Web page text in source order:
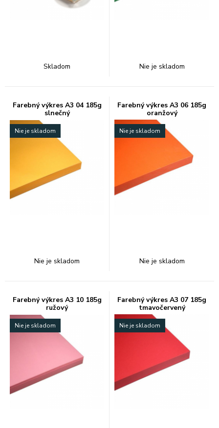
Skladom Nie je skladom
Farebný výkres A3 04 185g
slnečný
Nie je skladom
Nie je skladom
Farebný výkres A3 06 185g
oranžový
Nie je skladom
Nie je skladom
Farebný výkres A3 10 185g
ružový
Nie je skladom
Farebný výkres A3 07 185g
tmavočervený
Nie je skladom